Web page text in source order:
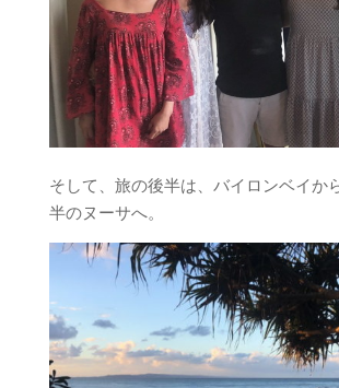
そして、旅の後半は、バイロンベイか
半のヌーサへ。